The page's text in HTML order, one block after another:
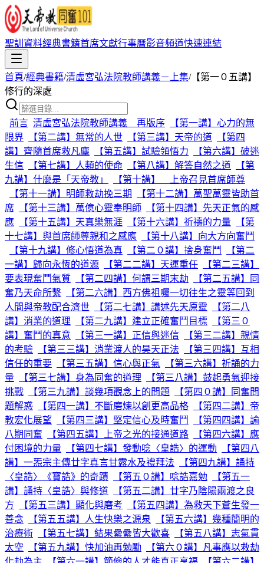
聖訓資料經典書籍首席文獻行事曆影音頻道快速連結
首頁/經典書籍/清虛宮弘法院教師講義－上集/【第一０五講】
修行的深處
前言 清虛宮弘法院教師講義 再版序
【第一講】心力的無
限界
【第二講】無常的人世 【第三講】天帝的道
【第四
講】齊隨首席救凡塵
【第五講】試驗領悟力
【第六講】破迷
生信
【第七講】人類的使命 【第八講】解答自然之道
【第
九講】什麼是「天帝教」
【第十講】 上帝召見首席師尊
【第十一講】明師救劫挽三期
【第十二講】萬聖萬靈皆助首
席
【第十三講】萬億心靈奉明師
【第十四講】先天正氣的感
應
【第十五講】天真樂無涯 【第十六講】祈禱的力量
【第
十七講】與首席師尊親和之感應
【第十八講】向大方向奮鬥
【第十九講】修心悟道為真
【第二０講】捨身奮鬥
【第二
一講】歸向永恆的道源
【第二二講】天運重任
【第二三講】
要表現奮鬥氣質
【第二四講】何謂三期末劫
【第二五講】同
奮乃天命所繫
【第二六講】西方佛祖囑一切往生之靈等回到
人間與帝教配合濟世
【第二七講】講述先天原靈
【第二八
講】消業的道理
【第二九講】建立正確奮鬥目標
【第三０
講】奮鬥的真意
【第三一講】正信與迷信
【第三二講】親情
的考驗
【第三三講】消業渡人的昊天正法
【第三四講】互相
信任的重要
【第三五講】信心與正氣
【第三六講】祈誦的力
量
【第三七講】身為同奮的道理
【第三八講】鼓起勇氣迎接
挑戰
【第三九講】談幾項觀念上的問題
【第四０講】同奮問
題解惑
【第四一講】不斷磨煉以創更高品格
【第四二講】帝
教宏化展望
【第四三講】堅定信心及時奮鬥
【第四四講】諭
八期同奮
【第四五講】上帝之光的接通道路
【第四六講】應
付困境的力量
【第四七講】發動唸〈皇誥〉的運動
【第四八
講】一炁宗主傳廿字真言甘露水及禮拜法
【第四九講】誦持
〈皇誥〉《寶誥》的奇蹟
【第五０講】唸誥嘉勉
【第五一
講】誦持〈皇誥〉與修道
【第五二講】廿字乃陰陽兩渡之良
方
【第五三講】顯化與磨考
【第五四講】為救天下蒼生發一
善念
【第五五講】人生快樂之源泉
【第五六講】幾種簡明的
治療術
【第五七講】結果纍纍皆大歡喜
【第五八講】志氣貫
太空
【第五九講】快加油再勉勵
【第六０講】凡事應以救劫